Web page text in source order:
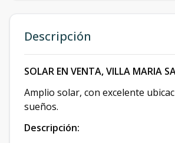
Descripción
SOLAR EN VENTA, VILLA MARIA
Amplio solar, con excelente
sueños.
Descripción: